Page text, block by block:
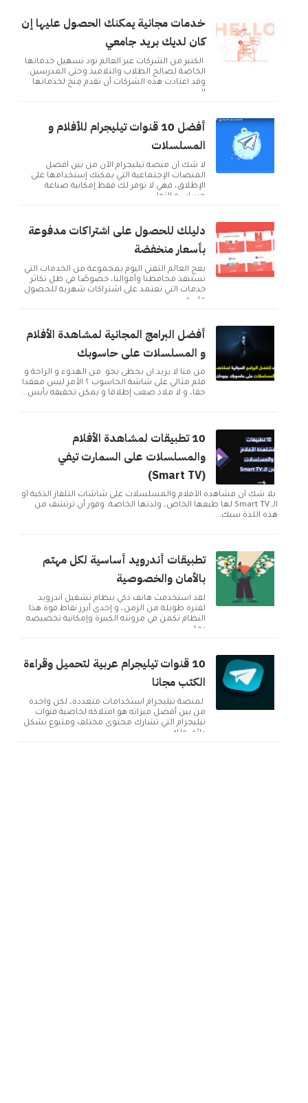
خدمات مجانية يمكنك الحصول عليها إن
كان لديك بريد جامعي
الكثير من الشركات عبر العالم تود تسهيل خدماتها
الخاصة لصالح الطلاب والتلاميذ وحتى المدرسين.
وقد اعتادت هذه الشركات أن تقدم مِنح لخدماتها
ال...
أفضل 10 قنوات تيليجرام للأفلام و
المسلسلات
لا شك أن منصة تيليجرام الآن من بين أفضل
المنصات الإجتماعية التي يمكنك إستخدامها على
الإطلاق، فهي لا توفر لك فقط إمكانية صناعة
حساب و التوا...
دليلك للحصول على اشتراكات مدفوعة
بأسعار منخفضة
يعج العالم التقني اليوم بمجموعة من الخدمات التي
تستنفذ محافظنا وأموالنا، خصوصًا في ظل تكاثر
خدمات التي تعتمد على اشتراكات شهرية للحصول
على م...
أفضل البرامج المجانية لمشاهدة الأفلام
و المسلسلات على حاسوبك
من منا لا يريد ان يحظى بجو من الهدوء و الراحة و
فلم مثالي على شاشة الحاسوب ؟ الأمر ليس معقدا
حقا، و لا ملاذ صعب إطلاقا و يمكن تحقيقه بأبس...
10 تطبيقات لمشاهدة الأفلام
والمسلسلات على السمارت تيفي
(Smart TV)
بلا شك أن مشاهدة الأفلام والمسلسلات على شاشات التلفاز الذكية أو
الـ Smart TV لها طبعها الخاص، ولذتها الخاصة. وفور أن ترتشف من
هذه اللذة سيك...
تطبيقات أندرويد أساسية لكل مهتم
بالأمان والخصوصية
لقد استخدمتُ هاتف ذكي بنظام تشغيل أندرويد
لفترة طويلة من الزمن، و إحدى أبرز نقاط قوة هذا
النظام تكمن في مرونته الكبيرة وإمكانية تخصيصه
بما ...
10 قنوات تيليجرام عربية لتحميل وقراءة
الكتب مجانا
لمنصة تيليجرام استخدامات متعددة، لكن واحدة
من بين أفضل ميزاته هو امتلاكه لخاصية قنوات
تيليجرام التي تشارك محتوى مختلف ومتنوع بشكل
دائم. ولك...